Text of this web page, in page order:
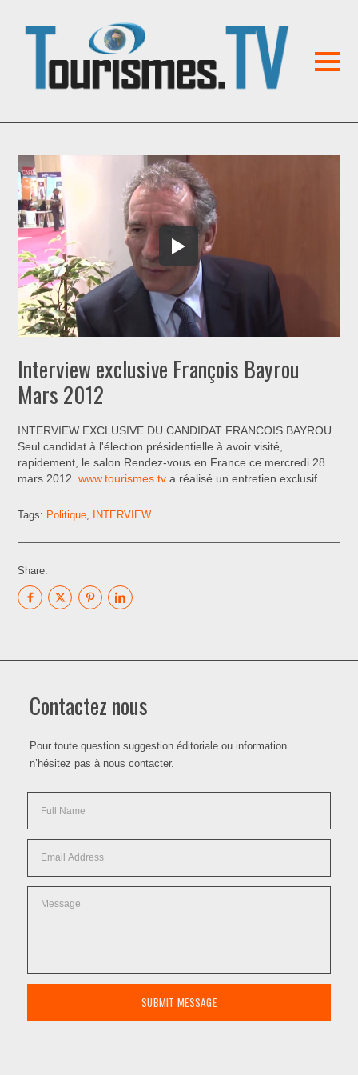
Interview exclusive François Bayrou
Mars 2012
INTERVIEW EXCLUSIVE DU CANDIDAT FRANCOIS BAYROU
Seul candidat à l'élection présidentielle à avoir visité,
rapidement, le salon Rendez-vous en France ce mercredi 28
mars 2012.www.tourismes.tv a réalisé un entretien exclusif
Tags: Politique INTERVIEW
Share:
Contactez nous
Pour toute question suggestion éditoriale ou information
n’hésitez pas à nous contacter.
SUBMIT MESSAGE